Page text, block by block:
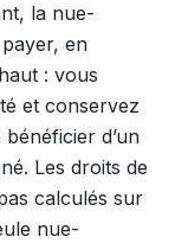
la nue-
en
: vous
et conservez
d’un
Les droits de
calculés sur
nue-